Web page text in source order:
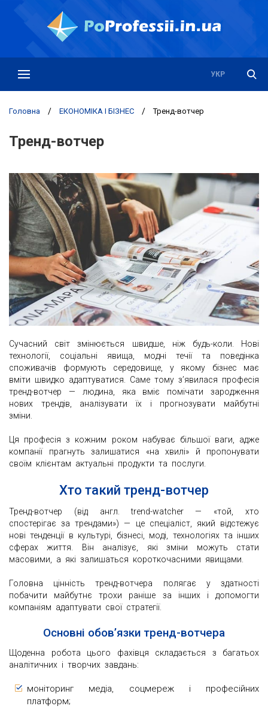
РУС
УКР
Головна / ЕКОНОМІКА І БІЗНЕС / Тренд-вотчер
Тренд-вотчер
Сучасний світ змінюється швидше, ніж будь-коли. Нові
технології, соціальні явища, модні течії та поведінка
споживачів формують середовище, у якому бізнес має
вміти швидко адаптуватися. Саме тому з’явилася професія
тренд-вотчер — людина, яка вміє помічати зародження
нових трендів, аналізувати їх і прогнозувати майбутні
зміни.
Ця професія з кожним роком набуває більшої ваги, адже
компанії прагнуть залишатися «на хвилі» й пропонувати
своїм клієнтам актуальні продукти та послуги.
Хто такий тренд-вотчер
Тренд-вотчер (від англ. trend-watcher — «той, хто
спостерігає за трендами») — це спеціаліст, який відстежує
нові тенденції в культурі, бізнесі, моді, технологіях та інших
сферах життя. Він аналізує, які зміни можуть стати
масовими, а які залишаться короткочасними явищами.
Головна цінність тренд-вотчера полягає у здатності
побачити майбутнє трохи раніше за інших і допомогти
компаніям адаптувати свої стратегії.
Основні обов’язки тренд-вотчера
Щоденна робота цього фахівця складається з багатьох
аналітичних і творчих завдань:
моніторинг медіа, соцмереж і професійних
платформ;